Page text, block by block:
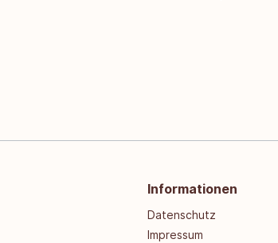
Informationen
Datenschutz
Impressum